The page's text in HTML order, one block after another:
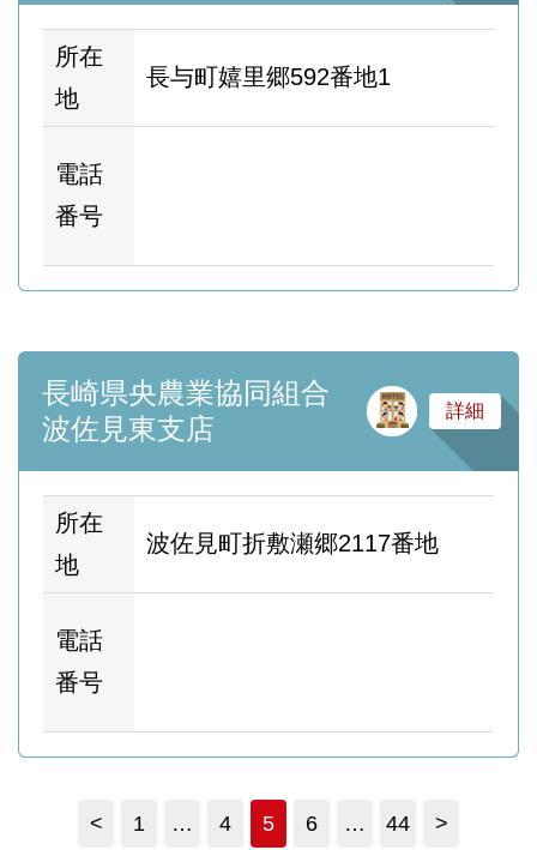
所在
地
長与町嬉里郷592番地1
電話
番号
長崎県央農業協同組合
波佐見東支店
サ
詳細
所在
地
波佐見町折敷瀬郷2117番地
電話
番号
< 1 … 4 5 6 … 44 >